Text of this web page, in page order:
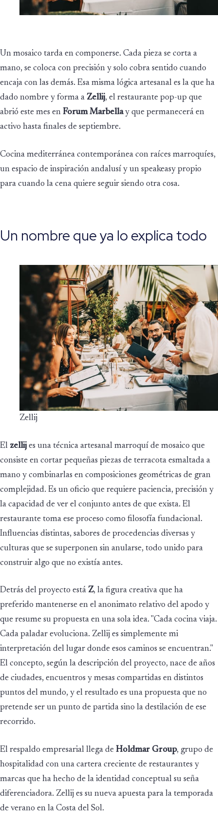
Un mosaico tarda en componerse. Cada pieza se corta a
mano, se coloca con precisión y solo cobra sentido cuando
encaja con las demás. Esa misma lógica artesanal es la que ha
dado nombre y forma a Zellij, el restaurante pop-up que
abrió este mes en Forum Marbellay que permanecerá en
activo hasta finales de septiembre.
Cocina mediterránea contemporánea con raíces marroquíes,
un espacio de inspiración andalusí y un speakeasy propio
para cuando la cena quiere seguir siendo otra cosa.
Un nombre que ya lo explica todo
Zellij
El zellij es una técnica artesanal marroquí de mosaico que
consiste en cortar pequeñas piezas de terracota esmaltada a
mano y combinarlas en composiciones geométricas de gran
complejidad. Es un oficio que requiere paciencia, precisión y
la capacidad de ver el conjunto antes de que exista. El
restaurante toma ese proceso como filosofía fundacional.
Influencias distintas, sabores de procedencias diversas y
culturas que se superponen sin anularse, todo unido para
construir algo que no existía antes.
Detrás del proyecto está Z, la figura creativa que ha
preferido mantenerse en el anonimato relativo del apodo y
que resume su propuesta en una sola idea. "Cada cocina viaja.
Cada paladar evoluciona. Zellij es simplemente mi
interpretación del lugar donde esos caminos se encuentran."
El concepto, según la descripción del proyecto, nace de años
de ciudades, encuentros y mesas compartidas en distintos
puntos del mundo, y el resultado es una propuesta que no
pretende ser un punto de partida sino la destilación de ese
recorrido.
El respaldo empresarial llega de Holdmar Group, grupo de
hospitalidad con una cartera creciente de restaurantes y
marcas que ha hecho de la identidad conceptual su seña
diferenciadora. Zellij es su nueva apuesta para la temporada
de verano en la Costa del Sol.